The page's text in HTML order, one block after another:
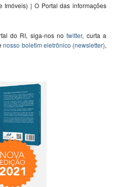
Imóveis) | O Portal das informações
do RI, siga-nos notwitter, curta a
nosso boletim eletrônico (newsletter),